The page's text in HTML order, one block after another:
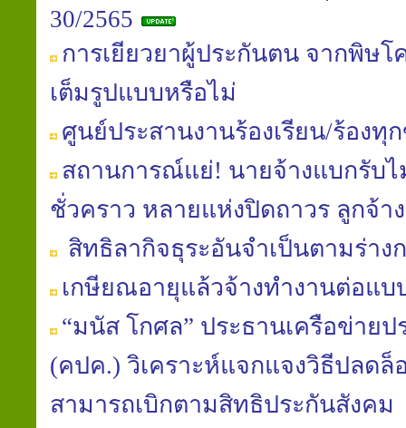
30/2565
การเยียวยาผู้ประกันตน จากพิษโ
เต็มรูปแบบหรือไม่
ศูนย์ประสานงานร้องเรียน/ร้องทุ
สถานการณ์แย่! นายจ้างแบกรับ
ชั่วคราว หลายแห่งปิดถาวร ลูกจ้า
สิทธิลากิจธุระอันจำเป็นตามร่า
เกษียณอายุแล้วจ้างทำงานต่อแบ
“มนัส โกศล” ประธานเครือข่าย
(คปค.) วิเคราะห์แจกแจงวิธีปลดล็
สามารถเบิกตามสิทธิประกันสังคม